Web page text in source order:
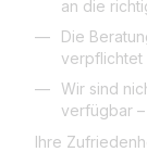
an die
Die
verpflichtet
Wir sind
verfügbar
Ihre